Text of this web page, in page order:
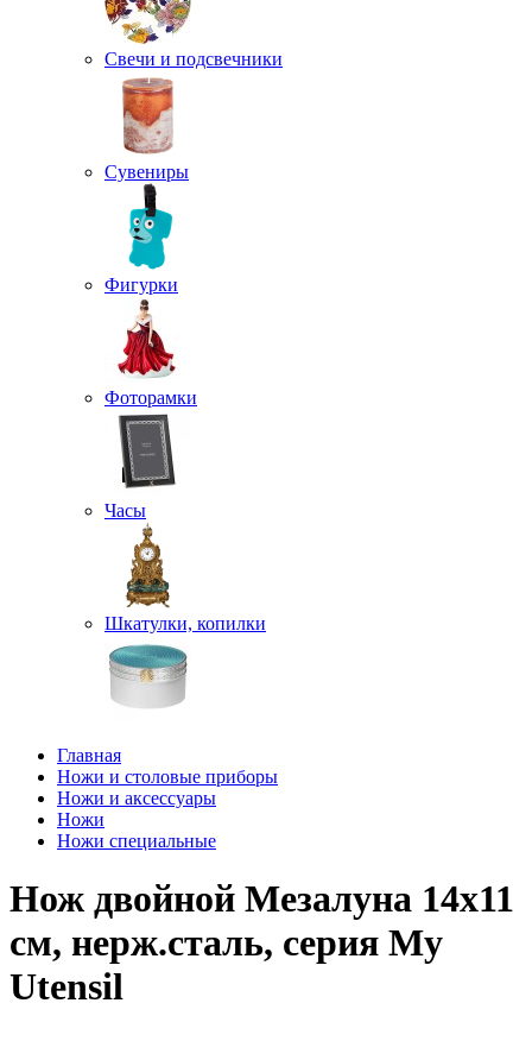
Свечи и подсвечники
Сувениры
Фигурки
Фоторамки
Часы
Шкатулки, копилки
Главная
Ножи и столовые приборы
Ножи и аксессуары
Ножи
Ножи специальные
Нож двойной Мезалуна 14х11
см, нерж.сталь, серия My
Utensil